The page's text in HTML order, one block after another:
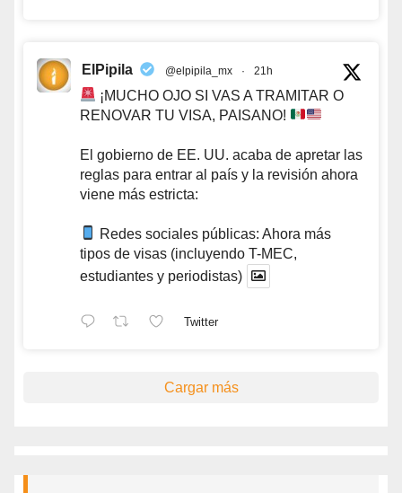
ElPipila @elpipila_mx · 21h
¡MUCHO OJO SI VAS A TRAMITAR O
RENOVAR TU VISA, PAISANO!
El gobierno de EE. UU. acaba de apretar las
reglas para entrar al país y la revisión ahora
viene más estricta:
Redes sociales públicas: Ahora más
tipos de visas (incluyendo T-MEC,
estudiantes y periodistas)
Twitter
Cargar más